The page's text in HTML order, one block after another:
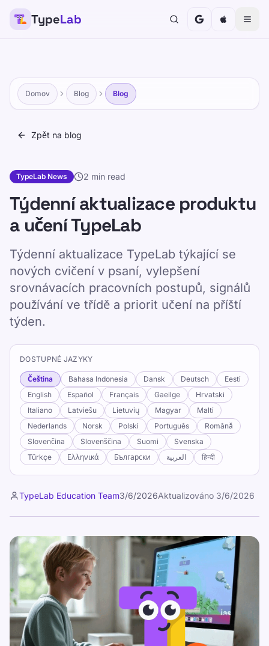
TypeLab
Domov Blog Blog
Zpět na blog
TypeLab News 2 min read
Týdenní aktualizace produktu
a učení TypeLab
Týdenní aktualizace TypeLab týkající se
nových cvičení v psaní, vylepšení
srovnávacích pracovních postupů, signálů
používání ve třídě a priorit učení na příští
týden.
DOSTUPNÉ JAZYKY
Čeština Bahasa Indonesia Dansk Deutsch
Eesti
English
Español Français Gaeilge
Hrvatski
Italiano
Latviešu Lietuvių Magyar
Malti
Nederlands
Norsk Polski Português
Română
Slovenčina
Slovenščina Suomi
Svenska
Türkçe
Ελληνικά Български العربية हिन्दी
TypeLab Education Team3/6/2026Aktualizováno 3/6/2026